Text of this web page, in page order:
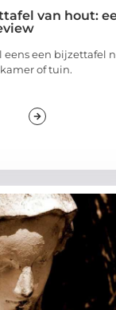
van hout:
eens een bijzettafel
of tuin.